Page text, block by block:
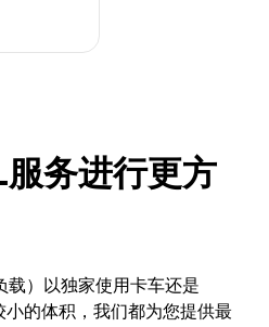
务进行更方
载）以独家使用卡车还是
的体积，我们都为您提供最